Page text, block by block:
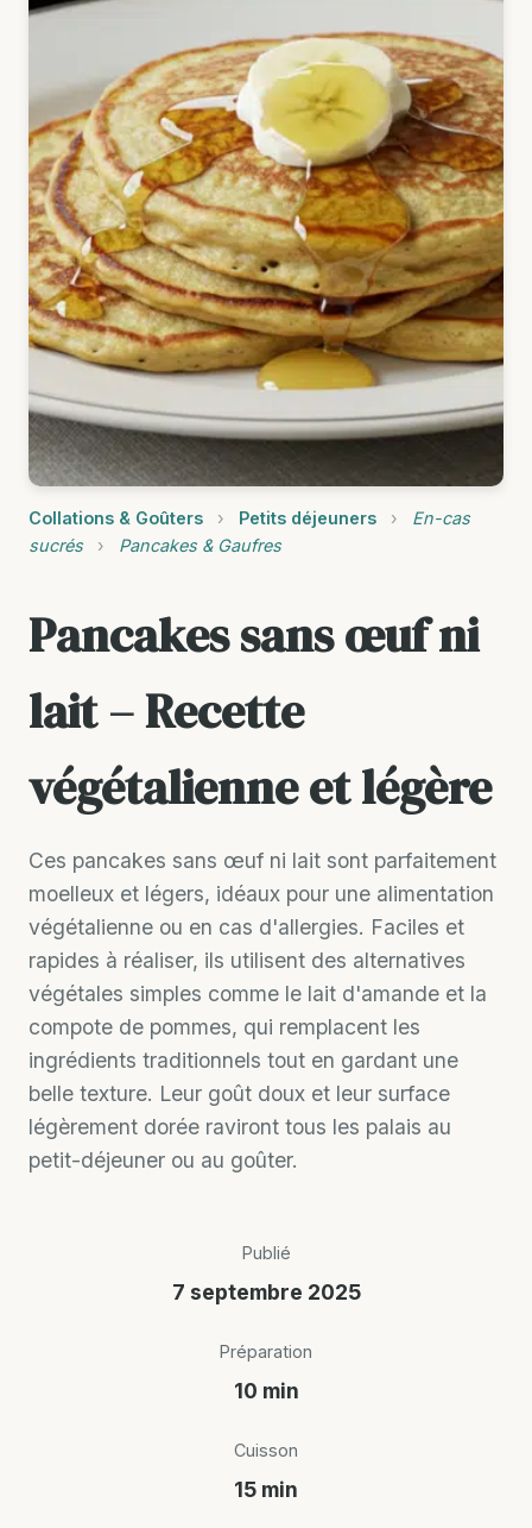
Collations & Goûters › Petits déjeuners ›
En-cas
sucrés
› Pancakes & Gaufres
Pancakes sans œuf ni
lait – Recette
végétalienne et légère
Ces pancakes sans œuf ni lait sont parfaitement
moelleux et légers, idéaux pour une alimentation
végétalienne ou en cas d'allergies. Faciles et
rapides à réaliser, ils utilisent des alternatives
végétales simples comme le lait d'amande et la
compote de pommes, qui remplacent les
ingrédients traditionnels tout en gardant une
belle texture. Leur goût doux et leur surface
légèrement dorée raviront tous les palais au
petit-déjeuner ou au goûter.
Publié
7 septembre 2025
Préparation
10 min
Cuisson
15 min